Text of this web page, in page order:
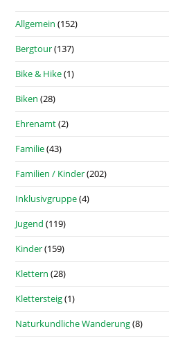
Allgemein (152)
Bergtour(137)
Bike & Hike(1)
Biken (28)
Ehrenamt(2)
Familie(43)
Familien / Kinder(202)
Inklusivgruppe(4)
Jugend (119)
Kinder(159)
Klettern (28)
Klettersteig(1)
Naturkundliche Wanderung(8)